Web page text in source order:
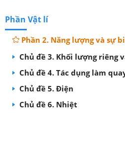
Phần Vật lí
Phần 2. Năng lượng và sự
Chủ đề 3. Khối lượng riêng
Chủ đề 4. Tác dụng làm
Chủ đề 5. Điện
Chủ đề 6. Nhiệt